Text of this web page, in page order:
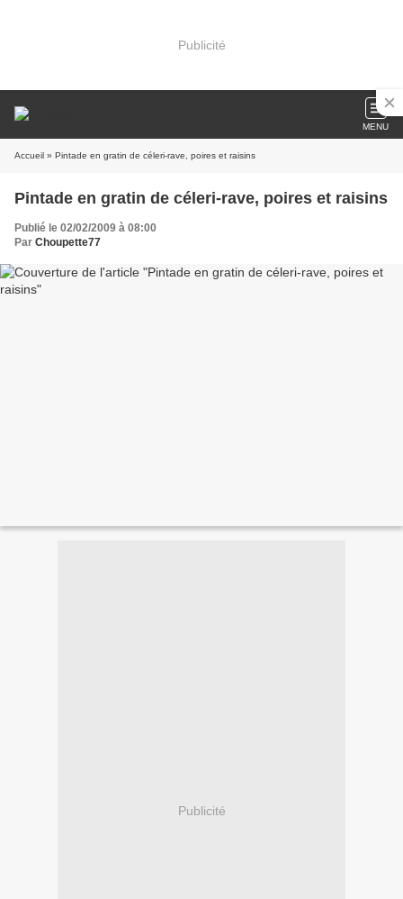
Publicité
MENU
Accueil » Pintade en gratin de céleri-rave, poires et raisins
Pintade en gratin de céleri-rave, poires et raisins
Publié le 02/02/2009 à 08:00
Par Choupette77
Publicité